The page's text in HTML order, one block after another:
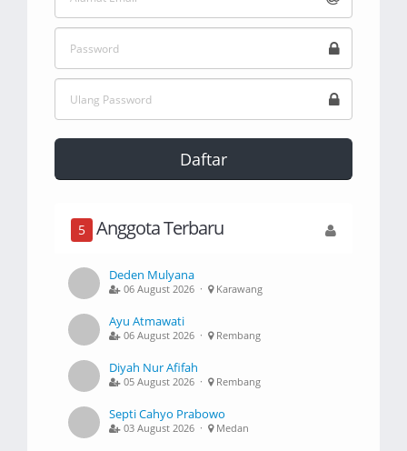
Daftar
5 Anggota Terbaru
Deden Mulyana
06 August 2026 · Karawang
Ayu Atmawati
06 August 2026 · Rembang
Diyah Nur Afifah
05 August 2026 · Rembang
Septi Cahyo Prabowo
03 August 2026 · Medan